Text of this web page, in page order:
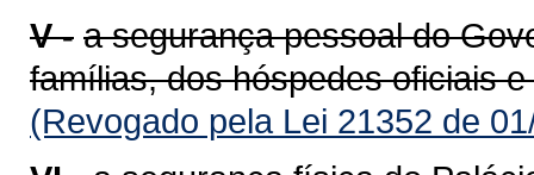
V - a segurança pessoal do
famílias, dos hóspedes oficiais
(Revogado pela Lei 21352 de